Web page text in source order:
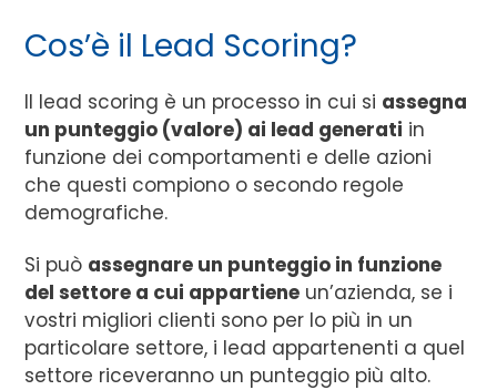
Cos’è il Lead Scoring?
Il lead scoring è un processo in cui si assegna
un punteggio (valore) ai lead generati in
funzione dei comportamenti e delle azioni
che questi compiono o secondo regole
demografiche.
Si può assegnare un punteggio in funzione
del settore a cui appartiene un’azienda, se i
vostri migliori clienti sono per lo più in un
particolare settore, i lead appartenenti a quel
settore riceveranno un punteggio più alto.